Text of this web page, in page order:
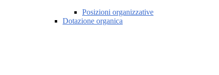
Posizioni organizzative
Dotazione organica